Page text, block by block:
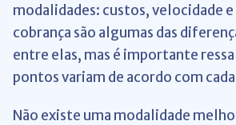
modalidades: custos, velocidade
cobrança são algumas das
entre elas, mas é importante
pontos variam de acordo com
Não existe uma modalidade